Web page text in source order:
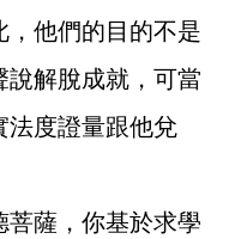
，他們的目的不是
說解脫成就，可當
法度證量跟他兌
菩薩，你基於求學